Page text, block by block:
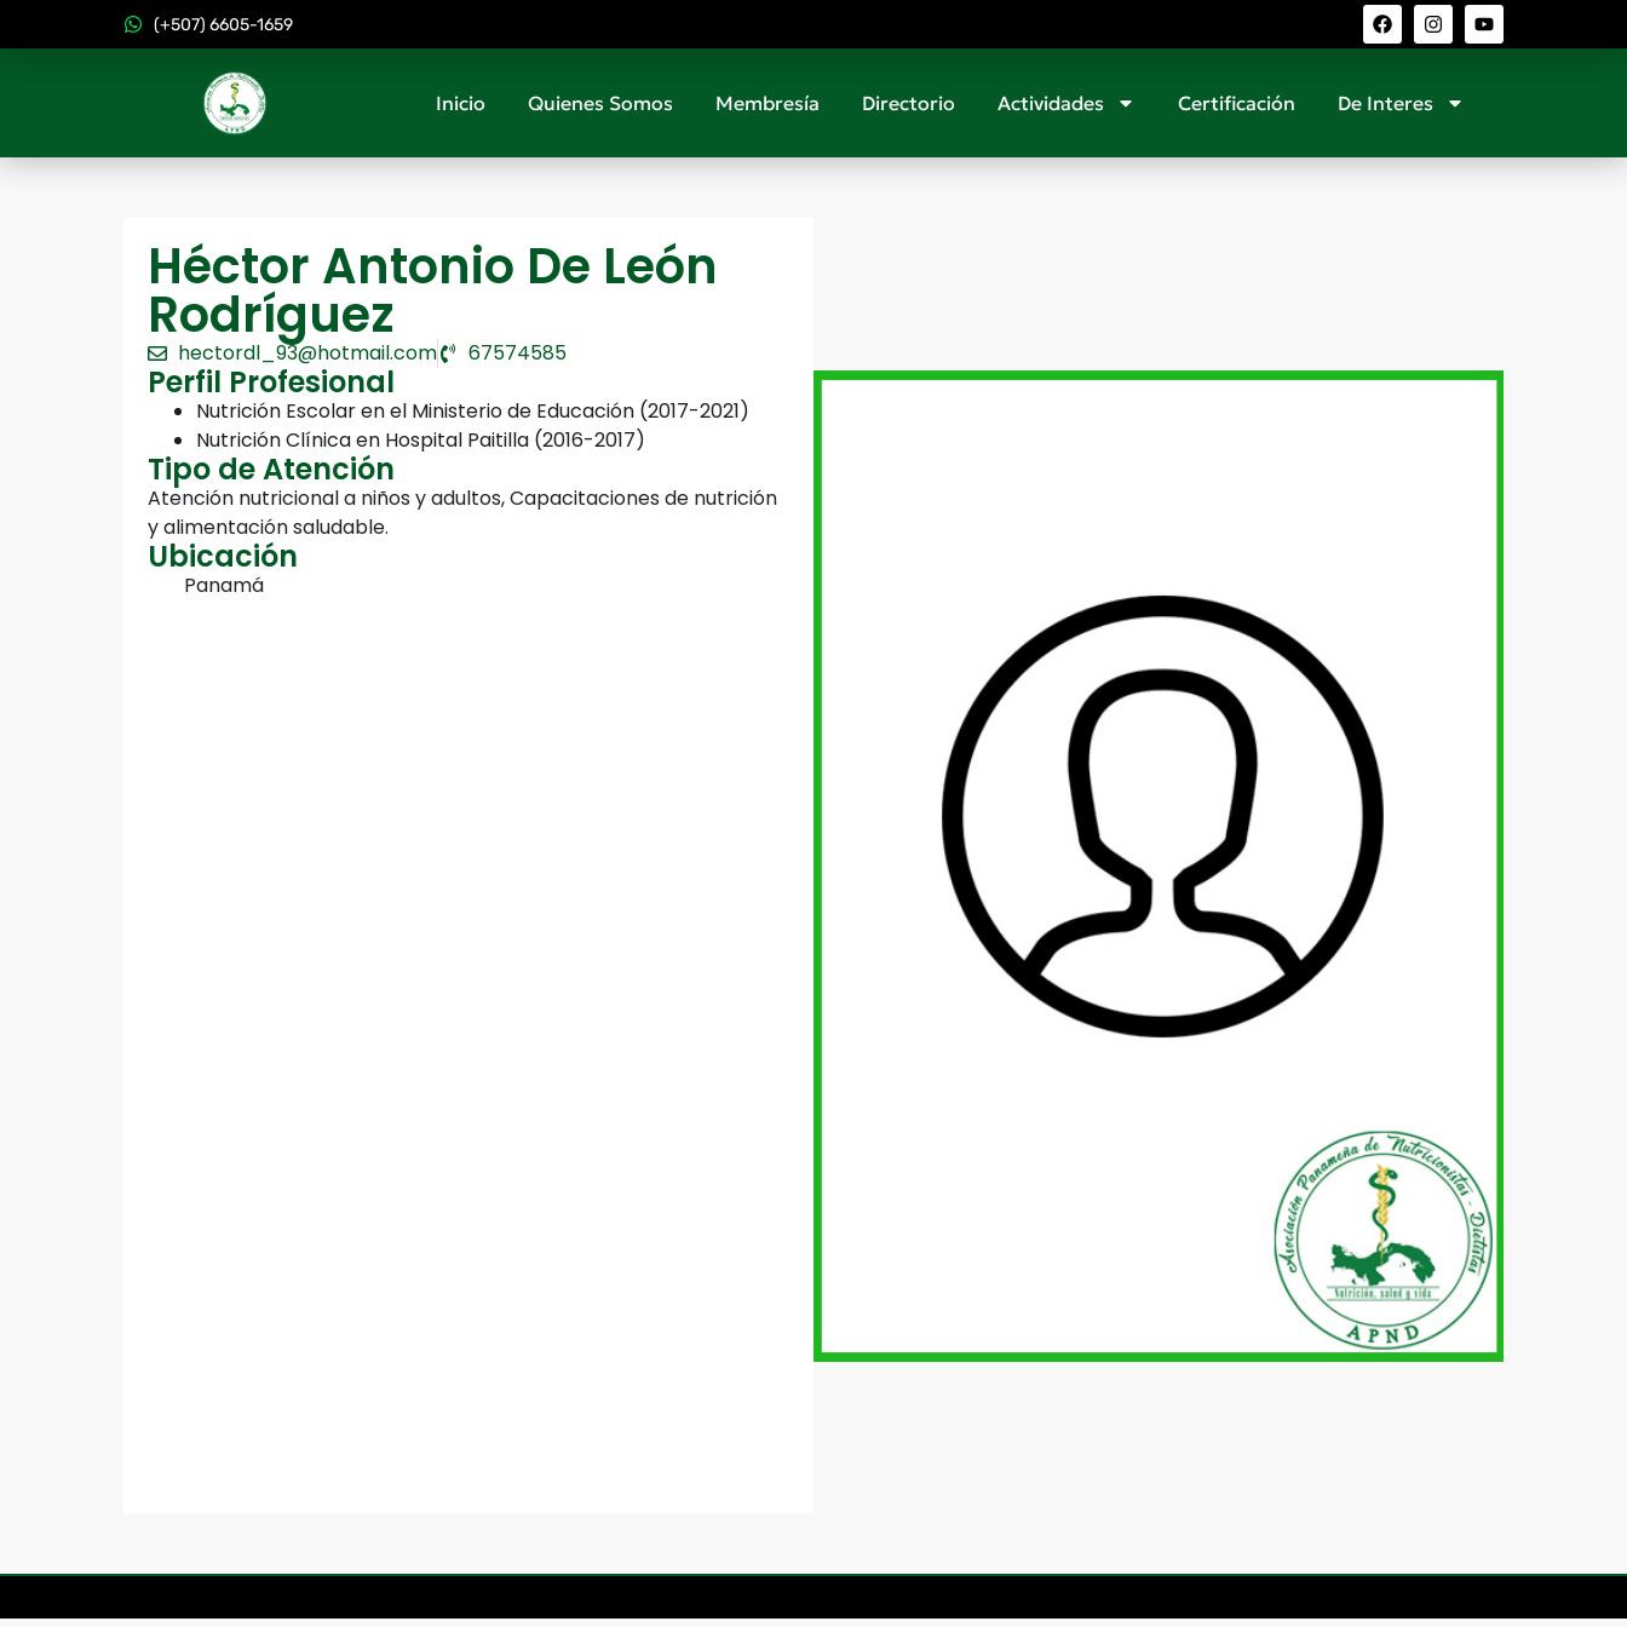
(+507) 6605-1659
Inicio Quienes Somos Membresía Directorio Actividades Certificación De Interes
Héctor Antonio De León
Rodríguez
hectordl_93@hotmail.com 67574585
Perfil Profesional
Nutrición Escolar en el Ministerio de Educación (2017-2021)
Nutrición Clínica en Hospital Paitilla (2016-2017)
Tipo de Atención
Atención nutricional a niños y adultos, Capacitaciones de nutrición
y alimentación saludable.
Ubicación
Panamá